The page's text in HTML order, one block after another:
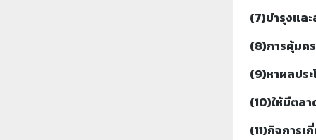
(7)บำรุงแล
(8)การคุ้มค
(9)หาผลปร
(10)ให้มีตลา
(11)กิจการ